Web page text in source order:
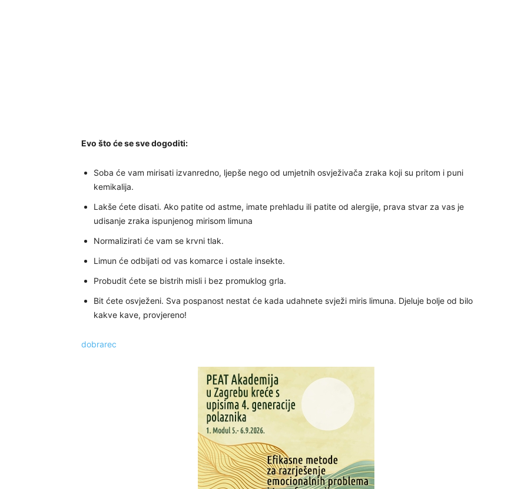
Evo što će se sve dogoditi:
Soba će vam mirisati izvanredno, ljepše nego od umjetnih osvježivača zraka koji su pritom i puni
kemikalija.
Lakše ćete disati. Ako patite od astme, imate prehladu ili patite od alergije, prava stvar za vas je
udisanje zraka ispunjenog mirisom limuna
Normalizirati će vam se krvni tlak.
Limun će odbijati od vas komarce i ostale insekte.
Probudit ćete se bistrih misli i bez promuklog grla.
Bit ćete osvježeni. Sva pospanost nestat će kada udahnete svježi miris limuna. Djeluje bolje od bilo
kakve kave, provjereno!
dobrarec